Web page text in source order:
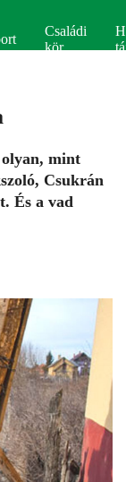
Családi
kör
mint
Csukrán
És a vad